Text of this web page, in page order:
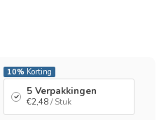
10% Korting
5 Verpakkingen
€2,48/ Stuk